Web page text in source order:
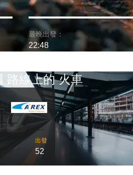
最晚出發：
22:48
路線上的 火車
出發
52